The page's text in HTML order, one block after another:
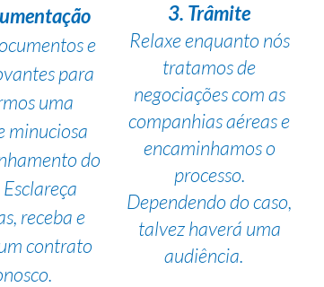
e
para
uma
minuciosa
do
receba e
contrato
3. Trâmite
Relaxe enquanto nós
tratamos de
negociações com as
companhias aéreas e
encaminhamos o
processo.
Dependendo do caso,
talvez haverá uma
audiência.